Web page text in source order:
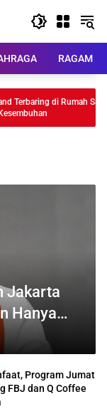
RAGAM
di Rumah Sakit,
Jakarta
Hanya
Program Jumat
FBJ dan Q Coffee